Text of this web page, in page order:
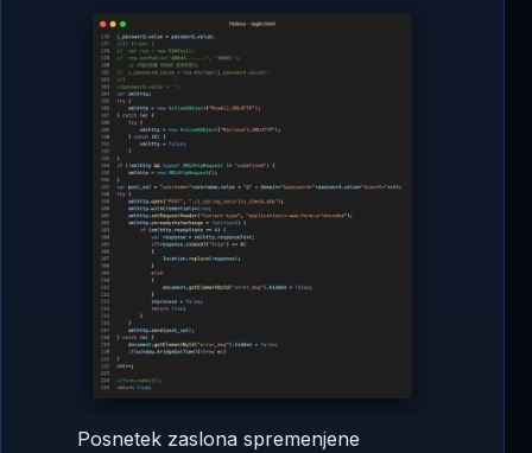
Posnetek zaslona spremenjene